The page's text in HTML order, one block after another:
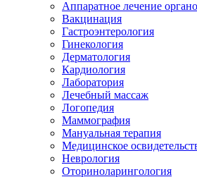
Аппаратное лечение
Вакцинация
Гастроэнтерология
Гинекология
Дерматология
Кардиология
Лаборатория
Лечебный массаж
Логопедия
Маммография
Мануальная терапия
Медицинское
Неврология
Оториноларингология